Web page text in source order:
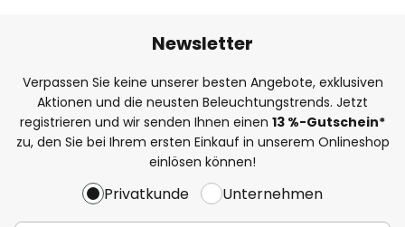
Newsletter
Verpassen Sie keine unserer besten Angebote, exklusiven
Aktionen und die neusten Beleuchtungstrends. Jetzt
registrieren und wir senden Ihnen einen 13 %-Gutschein*
zu, den Sie bei Ihrem ersten Einkauf in unserem Onlineshop
einlösen können!
Privatkunde Unternehmen